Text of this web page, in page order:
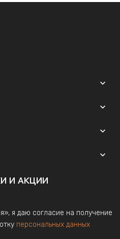




И АКЦИИ
я даю согласие на получение
персональных данных